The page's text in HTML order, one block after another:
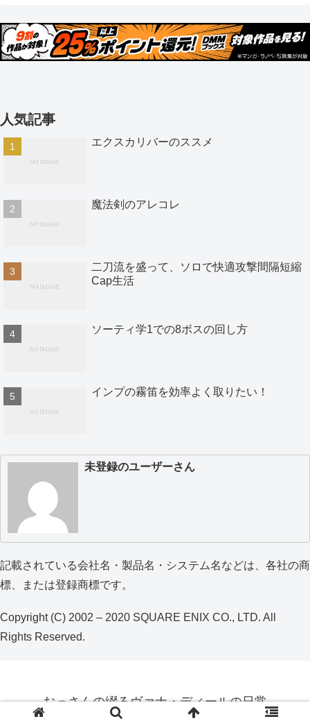
人気記事
エクスカリバーのススメ
魔法剣のアレコレ
二刀流を盛って、ソロで快適攻撃間隔短縮
Cap生活
ソーティ学1での8ボスの回し方
インプの霧笛を効率よく取りたい！
未登録のユーザーさん
記載されている会社名・製品名・システム名などは、各社の商
標、または登録商標です。
Copyright (C) 2002 – 2020 SQUARE ENIX CO., LTD. All
Rights Reserved.
おっさんの綴るヴァナ・ディールの日常